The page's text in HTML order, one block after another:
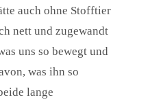
auch ohne Stofftier
nett und zugewandt
uns so bewegt und
was ihn so
lange